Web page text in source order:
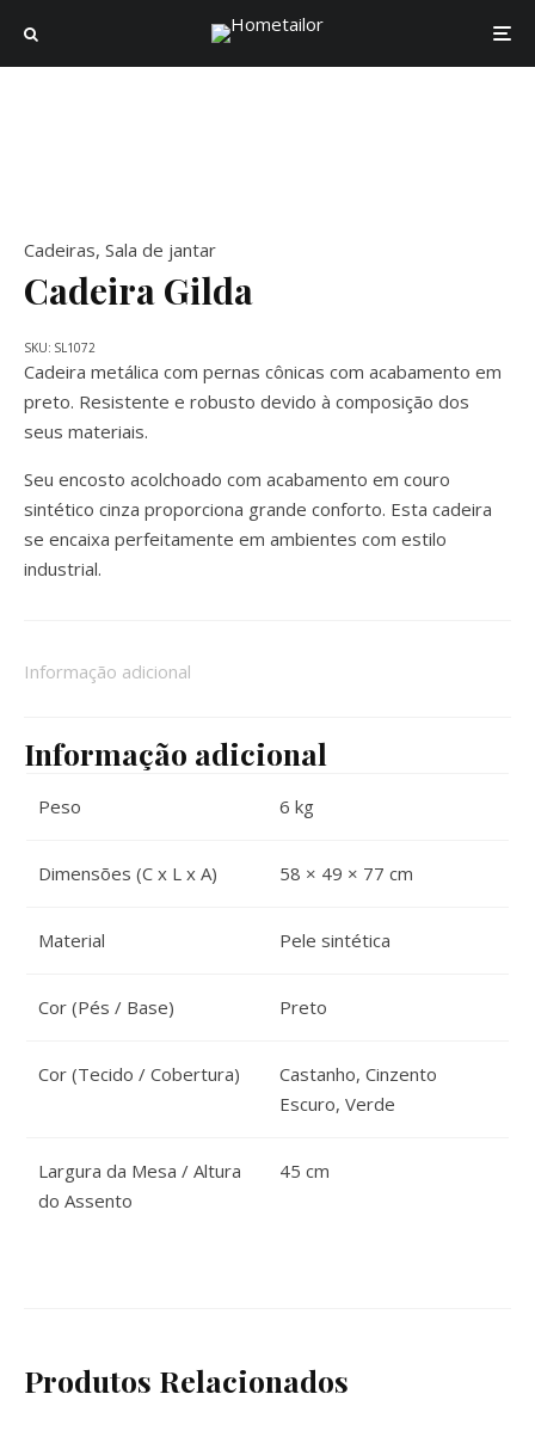
Cadeiras, Sala de jantar
Cadeira Gilda
Cadeira metálica com pernas cônicas com acabamento em
preto. Resistente e robusto devido à composição dos
seus materiais.
Seu encosto acolchoado com acabamento em couro
sintético cinza proporciona grande conforto. Esta cadeira
se encaixa perfeitamente em ambientes com estilo
industrial.
SKU: SL1072
Informação adicional
Informação adicional
Peso 6 kg
Dimensões (C x L x A) 58 × 49 × 77 cm
Material Pele sintética
Cor (Pés / Base) Preto
Cor (Tecido / Cobertura)
Castanho, Cinzento
Escuro, Verde
Largura da Mesa / Altura
do Assento
45 cm
Produtos Relacionados